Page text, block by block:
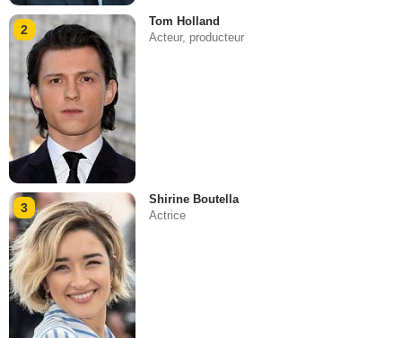
2
Tom Holland
Acteur, producteur
3
Shirine Boutella
Actrice